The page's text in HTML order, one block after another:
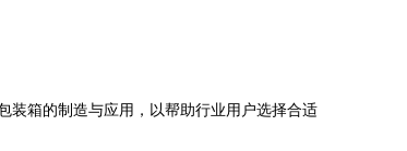
装箱的制造与应用，以帮助行业用户选择合适